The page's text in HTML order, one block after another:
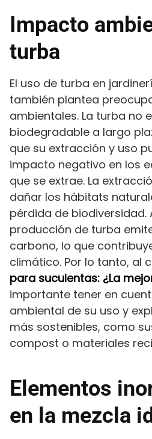
Impacto
turba
El uso de turba en
también plantea
ambientales. La turba no
biodegradable a largo
que su extracción y uso
impacto negativo en los
que se extrae. La
dañar los hábitats
pérdida de biodiversidad.
producción de turba
carbono, lo que
climático. Por lo tanto, al
para suculentas: ¿La
importante tener en
ambiental de su uso y
más sostenibles, como
compost o materiales
Elementos
en la mezcla